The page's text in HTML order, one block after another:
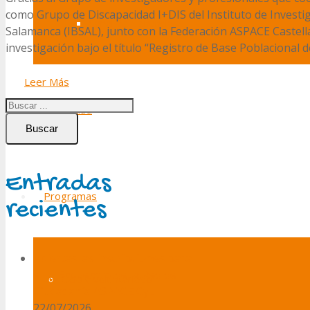
Canal de denuncias
Actualidad
Programas
como Grupo de Discapacidad I+DIS del Instituto de
Salamanca (IBSAL), junto con la Federación ASPACE
investigación bajo el título “Registro de Base Poblacional
Leer Más
Buscar
Entradas
recientes
el III Encuentro de la Red de